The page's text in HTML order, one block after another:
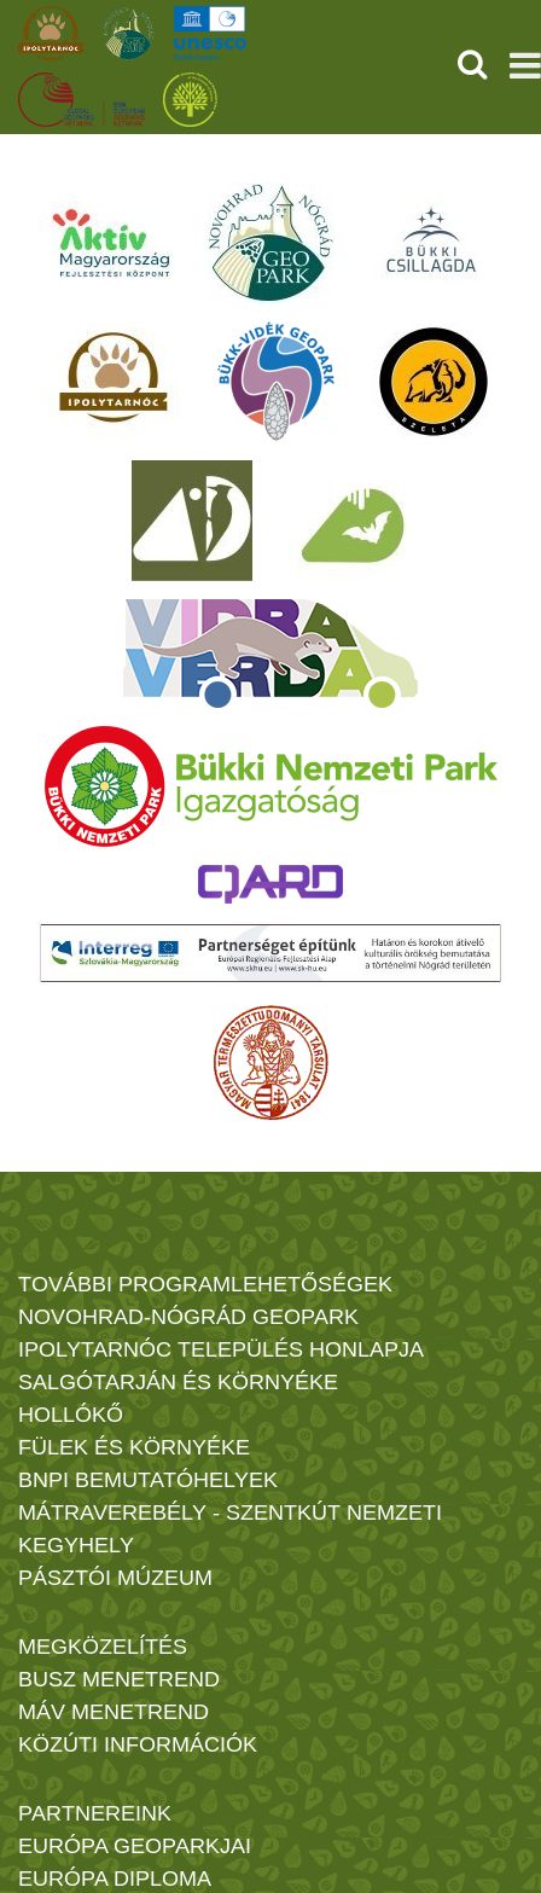
ŐSVILÁGI POMPEJI
SZOLGÁLTATÁSOK
PROGRAMOK
HÍREK
ONLINE JEGYVÁSÁRLÁS
TOVÁBBI PROGRAMLEHETŐSÉGEK
NOVOHRAD-NÓGRÁD GEOPARK
IPOLYTARNÓC TELEPÜLÉS HONLAPJA
SALGÓTARJÁN ÉS KÖRNYÉKE
HOLLÓKŐ
FÜLEK ÉS KÖRNYÉKE
BNPI BEMUTATÓHELYEK
MÁTRAVEREBÉLY - SZENTKÚT NEMZETI
KEGYHELY
PÁSZTÓI MÚZEUM
MEGKÖZELÍTÉS
BUSZ MENETREND
MÁV MENETREND
KÖZÚTI INFORMÁCIÓK
PARTNEREINK
EURÓPA GEOPARKJAI
EURÓPA DIPLOMA